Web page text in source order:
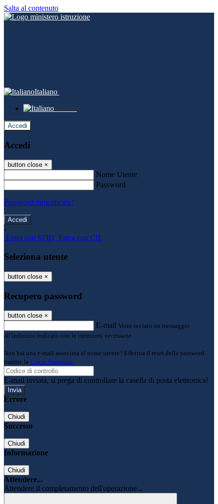
Salta al contenuto
Italiano
Italiano
Accedi
Accedi
button close ×
Nome Utente
Password
Password dimenticata?
-
Entra con SPID Entra con CIE
Seleziona utente
button close ×
Recupero password
button close ×
E-mail Verrà inviato un messaggio
all'indirizzo indicato con le istruzioni necessarie.
Non hai una e-mail associata al nome utente? Effettua il reset della password
tramite la Login Spaggiari
E-mail inviata, si prega di controllare la casella di posta elettronica!
Errore
Chiudi
Successo
Chiudi
Informazione
Chiudi
Attendere...
Attendere il completamento dell'operazione...